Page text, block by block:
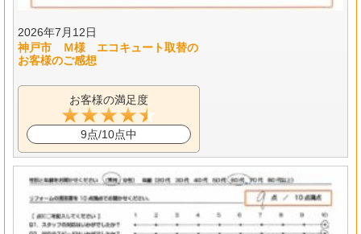
2026年7月12日
神戸市 Ｍ様 エコキュート取替の
お客様のご感想
お客様の満足度
9点/10点中